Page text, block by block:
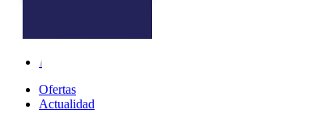
Ofertas
Actualidad